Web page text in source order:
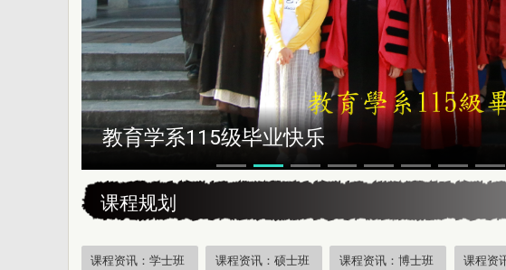
恭贺本系所友黄昆辉先生荣获2025年13届
课程规划
课程资讯：学士班 课程资讯：硕士班 课程资讯：博士班 课程资